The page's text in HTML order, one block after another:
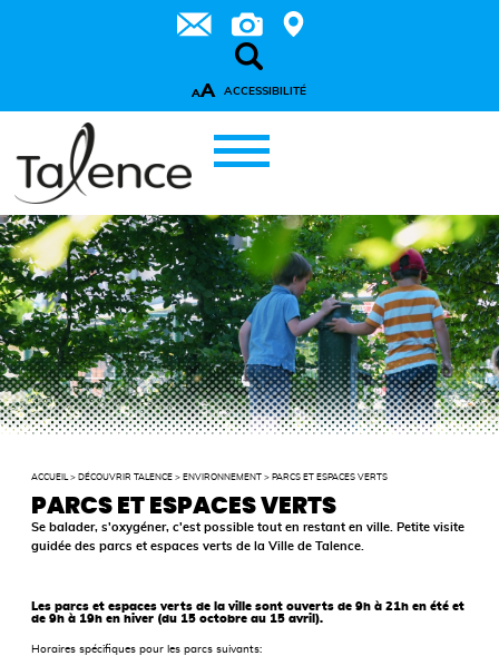
AA ACCESSIBILITÉ
ACCUEIL > DÉCOUVRIR TALENCE > ENVIRONNEMENT > PARCS ET ESPACES VERTS
PARCS ET ESPACES VERTS
Se balader, s'oxygéner, c'est possible tout en restant en ville. Petite visite
guidée des parcs et espaces verts de la Ville de Talence.
Les parcs et espaces verts de la ville sont ouverts de 9h à 21h en été et
de 9h à 19h en hiver (du 15 octobre au 15 avril).
Horaires spécifiques pour les parcs suivants: